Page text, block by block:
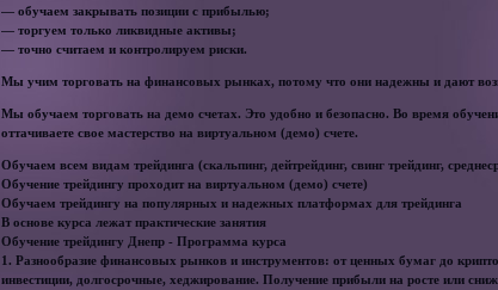
— обучаем закрывать позиции с прибылью;
— торгуем только ликвидные активы;
— точно считаем и контролируем риски.
Мы учим торговать на финансовых рынках, потому что они надежны и дают
Мы обучаем торговать на демо счетах. Это удобно и безопасно. Во время
оттачиваете свое мастерство на виртуальном (демо) счете.
Обучаем всем видам трейдинга (скальпинг, дейтрейдинг, свинг трейдинг,
Обучение трейдингу проходит на виртуальном (демо) счете)
Обучаем трейдингу на популярных и надежных платформах для трейдинга
В основе курса лежат практические занятия
Обучение трейдингу Днепр - Программа курса
1. Разнообразие финансовых рынков и инструментов: от ценных бумаг до
инвестиции, долгосрочные, хеджирование. Получение прибыли на росте или